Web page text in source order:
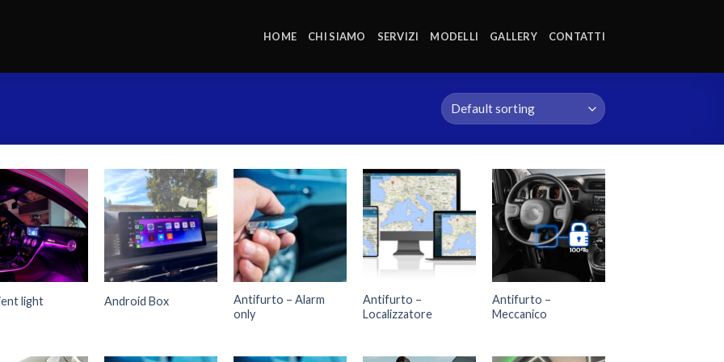
HOME CHI SIAMO SERVIZI MODELLI GALLERY CONTATTI
light Android Box
Antifurto – Alarm
only
Antifurto –
Localizzatore
Antifurto –
Meccanico